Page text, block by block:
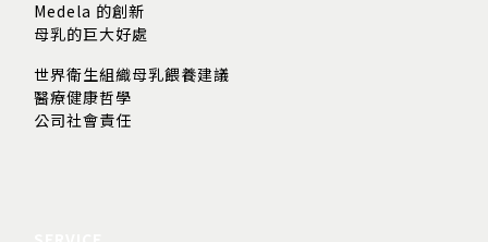
Medela 的創新
母乳的巨大好處
世界衛生組織母乳餵養建議
醫療健康哲學
公司社會責任